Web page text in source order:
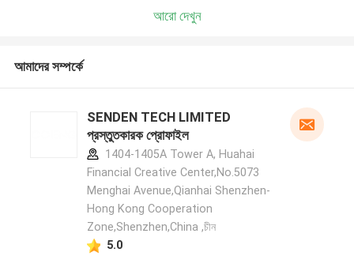
আরো দেখুন
আমাদের সম্পর্কে
SENDEN TECH LIMITED
প্রস্তুতকারক প্রোফাইল
1404-1405A Tower A, Huahai
Financial Creative Center,No.5073
Menghai Avenue,Qianhai Shenzhen-
Hong Kong Cooperation
Zone,Shenzhen,China ,চীন
5.0